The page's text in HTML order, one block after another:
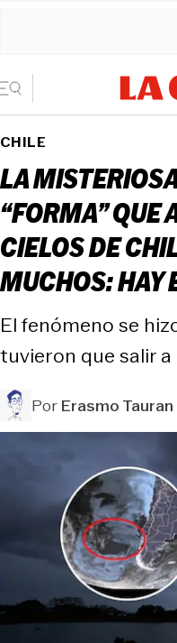
CHILE
LA
“FORMA” QUE
CIELOS DE
MUCHOS: HAY
El fenómeno se
tuvieron que salir a
PorErasmo Tauran